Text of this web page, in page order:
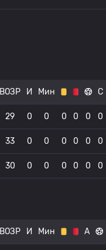
ВОЗР И Мин С
29 0 0 0 0 0 0
33 0 0 0 0 0 0
30 0 0 0 0 0 0
ВОЗР И Мин А